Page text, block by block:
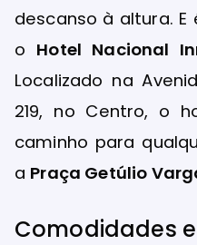
descanso à altura.
o Hotel Nacional
Localizado na
219, no Centro, o
caminho para
a Praça Getúlio
Comodidades